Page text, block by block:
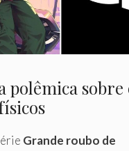
polêmica
Grande roubo de